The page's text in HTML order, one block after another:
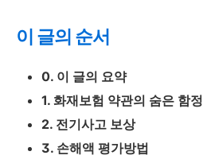
이 글의 순서
0. 이 글의 요약
1. 화재보험 약관의 숨은 함정
2. 전기사고 보상
3. 손해액 평가방법